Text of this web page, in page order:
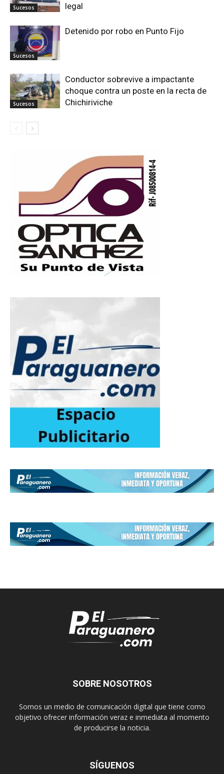
Sucesos
legal
Sucesos
Detenido por robo en Punto Fijo
Sucesos
Conductor sobrevive a impactante
choque contra un poste en la recta de
Chichiriviche
SOBRE NOSOTROS
Somos un medio de comunicación digital que tiene como
objetivo ofrecer información veraz e inmediata al momento
de producirse la noticia.
SÍGUENOS